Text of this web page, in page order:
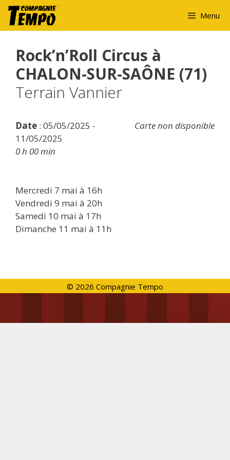
Aller
au
contenu
Menu
Rock’n’Roll Circus à
CHALON-SUR-SAÔNE (71)
Terrain Vannier
Carte non disponible
Date : 05/05/2025 -
11/05/2025
0 h 00 min
Mercredi 7 mai à 16h
Vendredi 9 mai à 20h
Samedi 10 mai à 17h
Dimanche 11 mai à 11h
© 2026 Compagnie Tempo